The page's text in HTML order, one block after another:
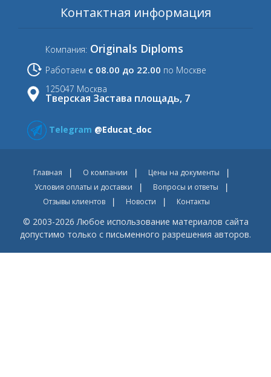
Контактная информация
Компания: Originals Diploms
Работаем с 08.00 до 22.00 по Москве
125047 Москва
Тверская Застава площадь, 7
Telegram @Educat_doc
Главная О компании
Цены на документы
Условия оплаты и доставки
Вопросы и ответы
Отзывы клиентов
Новости Контакты
© 2003-2026 Любое использование материалов сайта
допустимо только с письменного разрешения авторов.